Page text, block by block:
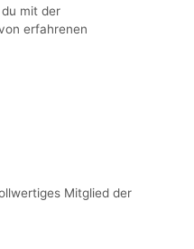
mit der
erfahrenen
Mitglied der